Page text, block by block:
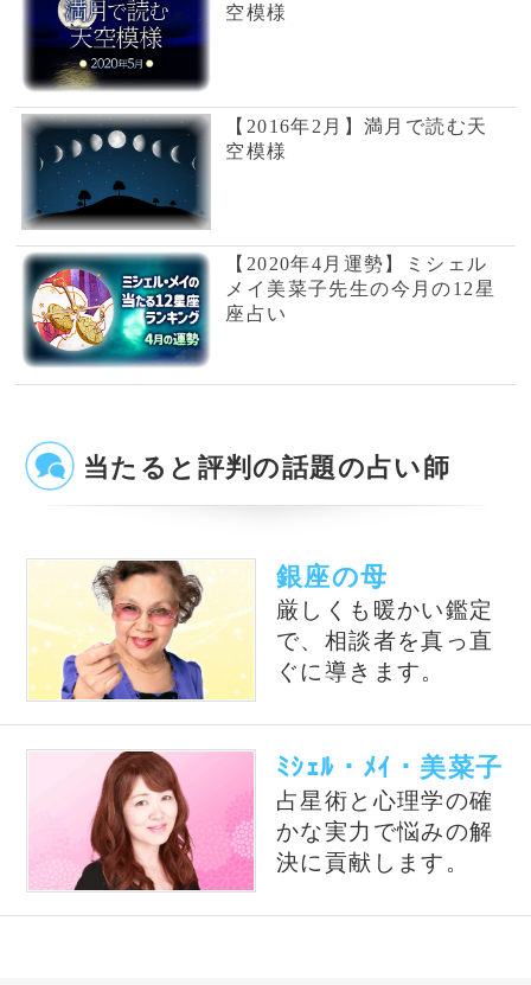
ピックアップして紹介しております。単純なプ
ロフィール紹介だけではなく、有名占い師や電
話占い師の占いを記事形式で無料公開しており
ます。
公式SNS
@izumiuranai
占いの泉トップへ
占いの泉TOP
運営会社 プライバシーポリシ 利用規約
よくある質問
©株式会社コンコース